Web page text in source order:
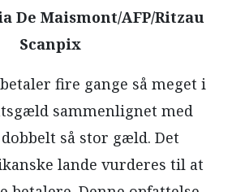
De Maismont/AFP/Ritzau
Scanpix
fire gange så meget i
sammenlignet med
så stor gæld. Det
lande vurderes til at